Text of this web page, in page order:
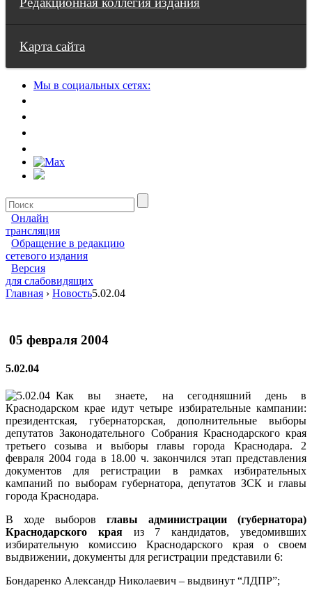
Карта сайта
Мы в социальных сетях:
Онлайн
трансляция
Обращение в редакцию
сетевого издания
Версия
для слабовидящих
Главная › Новость5.02.04
05 февраля 2004
5.02.04
Как вы знаете, на сегодняшний день в
Краснодарском крае идут четыре избирательные кампании:
президентская, губернаторская, дополнительные выборы
депутатов Законодательного Собрания Краснодарского края
третьего созыва и выборы главы города Краснодара. 2
февраля 2004 года в 18.00 ч. закончился этап представления
документов для регистрации в рамках избирательных
кампаний по выборам губернатора, депутатов ЗСК и главы
города Краснодара.
В ходе выборов главы администрации (губернатора)
Краснодарского краяиз 7 кандидатов, уведомивших
избирательную комиссию Краснодарского края о своем
выдвижении, документы для регистрации представили 6:
Бондаренко Александр Николаевич – выдвинут “ЛДПР”;